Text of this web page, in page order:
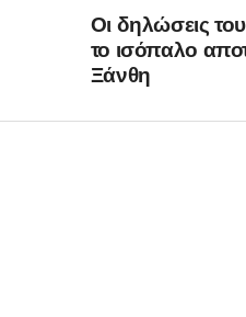
Οι δηλώσεις
το ισόπαλο
Ξάνθη